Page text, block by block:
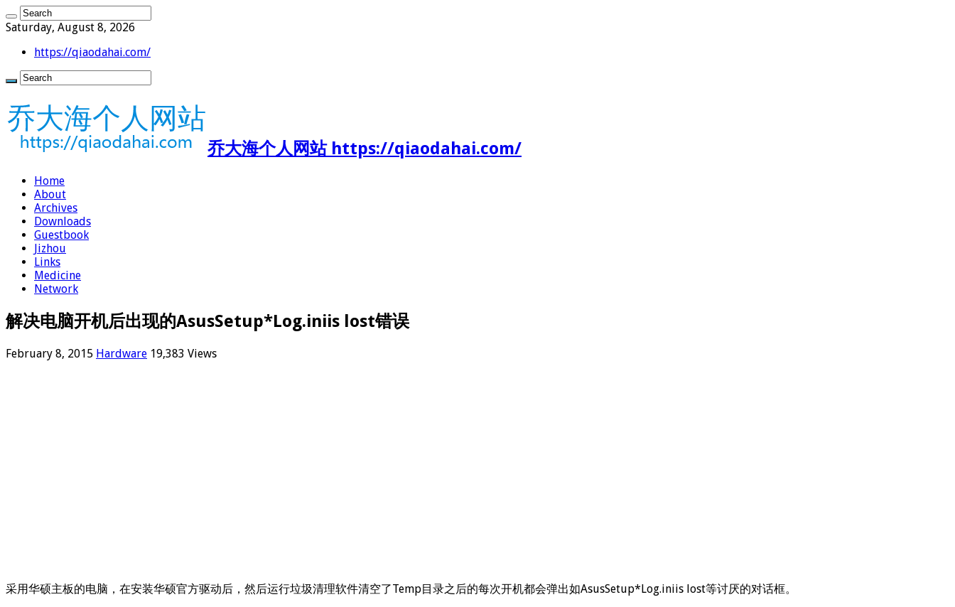
Saturday, August 8, 2026
https://qiaodahai.com/
乔大海个人网站 https://qiaodahai.com/
Home
About
Archives
Downloads
Guestbook
Jizhou
Links
Medicine
Network
解决电脑开机后出现的AsusSetup*Log.iniis lost错误
February 8, 2015 Hardware 19,383 Views
采用华硕主板的电脑，在安装华硕官方驱动后，然后运行垃圾清理软件清空了Temp目录之后的每次开机都会弹出如AsusSetup*Log.iniis lost等讨厌的对话框。